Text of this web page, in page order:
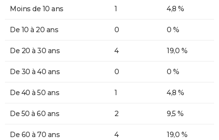
Moins de 10 ans 1 4,8 %
De 10 à 20 ans 0 0 %
De 20 à 30 ans 4 19,0 %
De 30 à 40 ans 0 0 %
De 40 à 50 ans 1 4,8 %
De 50 à 60 ans 2 9,5 %
De 60 à 70 ans 4 19,0 %